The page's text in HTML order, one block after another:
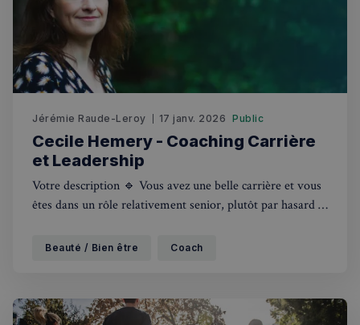
Jérémie Raude-Leroy 17 janv. 2026 Public
Cecile Hemery - Coaching Carrière
et Leadership
Votre description 🔹 Vous avez une belle carrière et vous
êtes dans un rôle relativement senior, plutôt par hasard et
carrière structuré ou un objectif précis. En savoir plus 🔹
Beauté / Bien être Coach